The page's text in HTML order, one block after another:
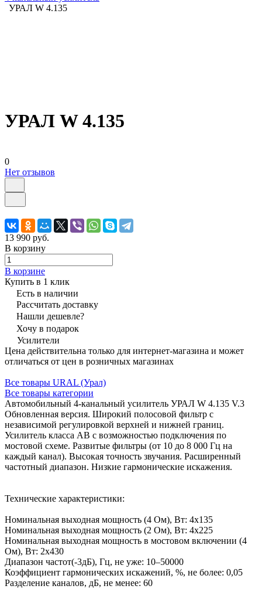
УРАЛ W 4.135
УРАЛ W 4.135
0
Нет отзывов
13 990 руб.
В корзину
В корзине
Купить в 1 клик
Есть в наличии
Рассчитать доставку
Нашли дешевле?
Хочу в подарок
Усилители
Цена действительна только для интернет-магазина и может
отличаться от цен в розничных магазинах
Все товары URAL (Урал)
Все товары категории
Автомобильный 4-канальный усилитель УРАЛ W 4.135 V.3
Обновленная версия. Широкий полосовой фильтр с
независимой регулировкой верхней и нижней границ.
Усилитель класса AB с возможностью подключения по
мостовой схеме. Развитые фильтры (от 10 до 8 000 Гц на
каждый канал). Высокая точность звучания. Расширенный
частотный диапазон. Низкие гармонические искажения.
Технические характеристики:
Номинальная выходная мощность (4 Ом), Вт: 4х135
Номинальная выходная мощность (2 Ом), Вт: 4х225
Номинальная выходная мощность в мостовом включении (4
Ом), Вт: 2х430
Диапазон частот(-3дБ), Гц, не уже: 10–50000
Коэффициент гармонических искажений, %, не более: 0,05
Разделение каналов, дБ, не менее: 60